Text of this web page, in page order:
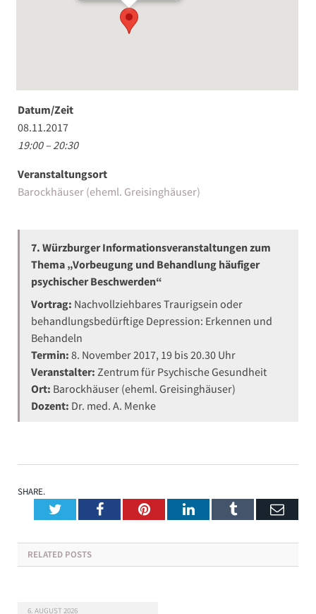
Datum/Zeit
08.11.2017
19:00 – 20:30
Veranstaltungsort
Barockhäuser (eheml. Greisinghäuser)
7. Würzburger Informationsveranstaltungen zum
Thema „Vorbeugung und Behandlung häufiger
psychischer Beschwerden“
Vortrag: Nachvollziehbares Traurigsein oder
behandlungsbedürftige Depression: Erkennen und
Behandeln
Termin: 8. November 2017, 19 bis 20.30 Uhr
Veranstalter: Zentrum für Psychische Gesundheit
Ort: Barockhäuser (eheml. Greisinghäuser)
Dozent: Dr. med. A. Menke
SHARE.
TwitterFacebookPinterestLinkedInTumblr
RELATED POSTS
6. AUGUST 2026